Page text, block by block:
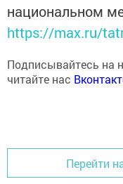
национальном
https://max.ru/
Подписывайтесь на
читайте нас
Перейти